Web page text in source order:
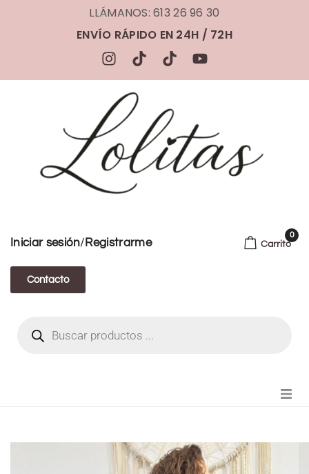
LLÁMANOS: 613 26 96 30
ENVÍO RÁPIDO EN 24H / 72H
Iniciar sesión/ Registrarme
Contacto
Carrito
0
FIANZA TIKTOK